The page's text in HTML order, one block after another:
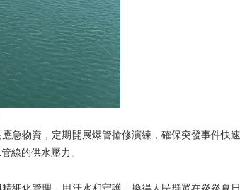
物資，定期開展爆管搶修演練，確保突發事件快速
線的供水壓力。